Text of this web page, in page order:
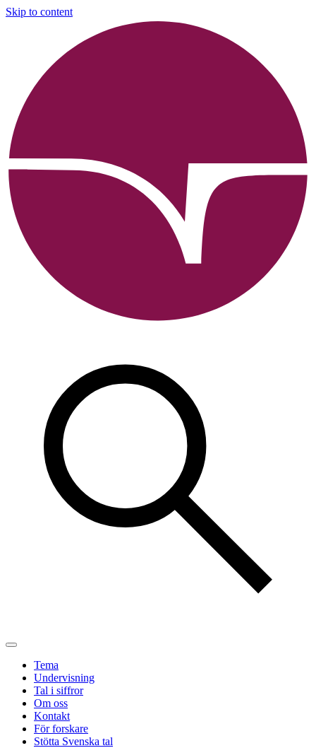
Skip to content
Tema
Undervisning
Tal i siffror
Om oss
Kontakt
För forskare
Stötta Svenska tal